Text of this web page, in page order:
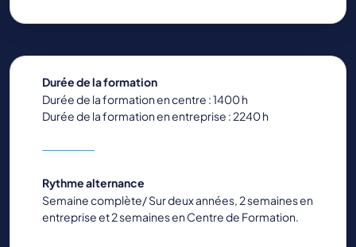
Durée de la formation
Durée de la formation en centre : 1400 h
Durée de la formation en entreprise : 2240 h
Rythme alternance
Semaine complète/ Sur deux années, 2 semaines en
entreprise et 2 semaines en Centre de Formation.